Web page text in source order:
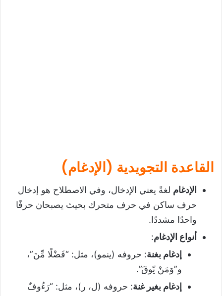
القاعدة التجويدية (الإدغام)
الإدغام لغةً يعني الإدخال، وفي الاصطلاح هو إدخال
حرف ساكن في حرف متحرك بحيث يصبحان حرفًا
واحدًا مشددًا.
أنواع الإدغام:
إدغام بغنة: حروفه (ينمو)، مثل: “فَضْلًا مِّنَ”،
و”وَمَنْ يّوقَ”.
إدغام بغير غنة: حروفه (ل، ر)، مثل: “رَءُوفٌ